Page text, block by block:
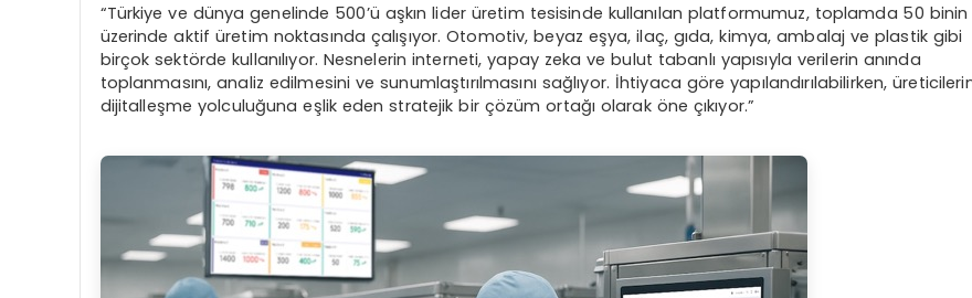
“Türkiye ve dünya genelinde 500’ü aşkın lider üretim tesisinde kullanılan platformumuz, toplamda 50 binin
üzerinde aktif üretim noktasında çalışıyor. Otomotiv, beyaz eşya, ilaç, gıda, kimya, ambalaj ve plastik gibi
birçok sektörde kullanılıyor. Nesnelerin interneti, yapay zeka ve bulut tabanlı yapısıyla verilerin anında
toplanmasını, analiz edilmesini ve sunumlaştırılmasını sağlıyor. İhtiyaca göre yapılandırılabilirken,
dijitalleşme yolculuğuna eşlik eden stratejik bir çözüm ortağı olarak öne çıkıyor.”